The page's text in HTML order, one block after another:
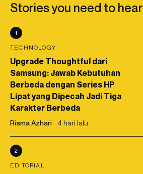
Stories you need to hear
1
TECHNOLOGY
Upgrade Thoughtful dari
Samsung: Jawab Kebutuhan
Berbeda dengan Series HP
Lipat yang Dipecah Jadi Tiga
Karakter Berbeda
Risma Azhari 4 hari lalu
2
EDITORIAL